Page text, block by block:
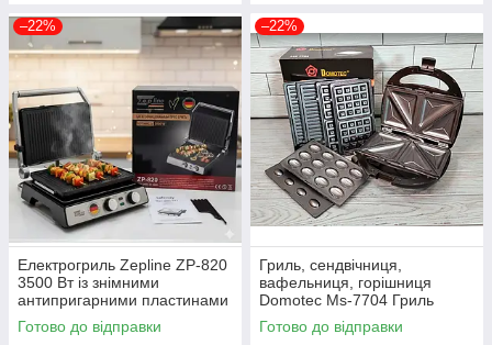
–22%
Електрогриль Zepline ZP-820
3500 Вт із знімними
антипригарними пластинами
для м’яса, овочів та сендвічів
Готово до відправки
–22%
Гриль, сендвічниця,
вафельниця, горішниця
Domotec Ms-7704 Гриль
універсальний Мультимейкер
4в1
Готово до відправки